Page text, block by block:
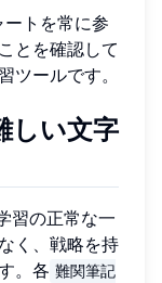
ートを常に参
とを確認して
ツールです。
しい文字
習の正常な一
く、戦略を持
。各 難関筆記